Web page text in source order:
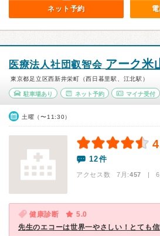
ネット予約
医療法人社団叡智会 アーク米
東京都足立区西新井栄町（西日暮里駅、江北駅）
駐車場あり ネット予約 マイナ受付
土曜（〜11:30）
12件
アクセス数 7月:457 | 6
健康診断
5.0
先生のエコーは世界一やさしい！とても